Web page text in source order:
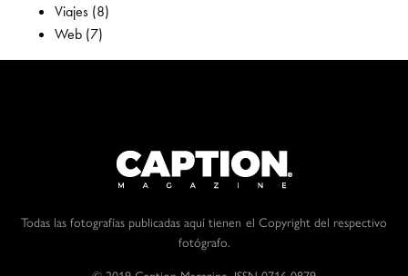
Viajes (8)
Web (7)
Todas las fotografías publicadas aquí tienen el Copyright del respectivo
fotógrafo.